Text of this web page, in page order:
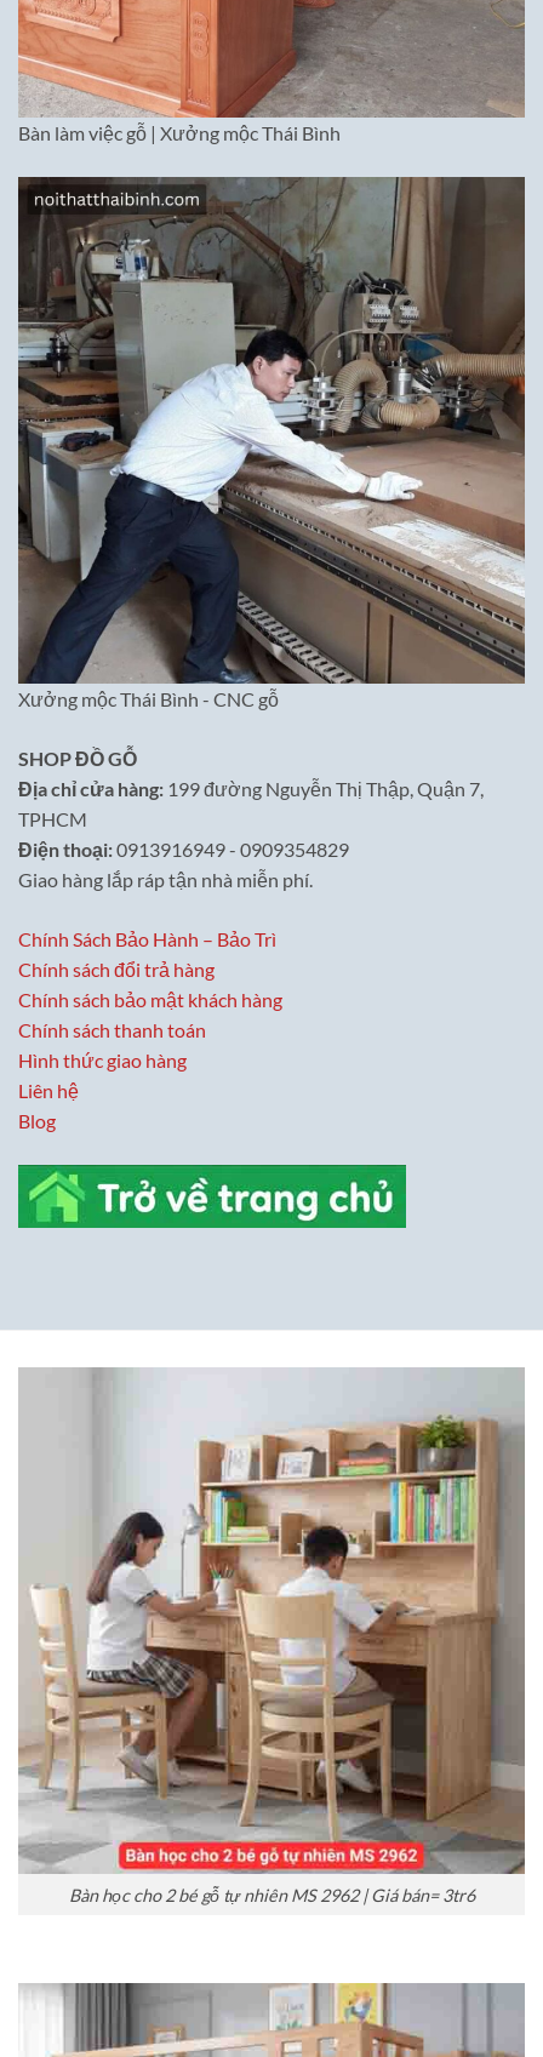
Bàn làm việc gỗ | Xưởng mộc Thái Bình
Xưởng mộc Thái Bình - CNC gỗ
SHOP ĐỒ GỖ
Địa chỉ cửa hàng: 199 đường Nguyễn Thị Thập, Quận 7,
TPHCM
Điện thoại:0913916949 - 0909354829
Giao hàng lắp ráp tận nhà miễn phí.
Chính Sách Bảo Hành – Bảo Trì
Chính sách đổi trả hàng
Chính sách bảo mật khách hàng
Chính sách thanh toán
Hình thức giao hàng
Liên hệ
Blog
Bàn học cho 2 bé gỗ tự nhiên MS 2962 | Giá bán= 3tr6